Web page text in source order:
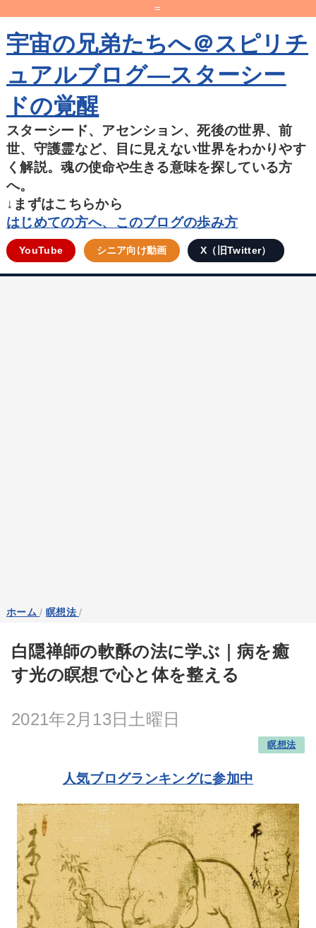
=
宇宙の兄弟たちへ＠スピリチ
ュアルブログ―スターシー
ドの覚醒
スターシード、アセンション、死後の世界、前
世、守護霊など、目に見えない世界をわかりやす
く解説。魂の使命や生きる意味を探している方
へ。
↓まずはこちらから
はじめての方へ、このブログの歩み方
YouTube シニア向け動画 X（旧Twitter）
ホーム / 瞑想法 /
白隠禅師の軟酥の法に学ぶ｜病を癒
す光の瞑想で心と体を整える
2021年2月13日土曜日
瞑想法
人気ブログランキングに参加中